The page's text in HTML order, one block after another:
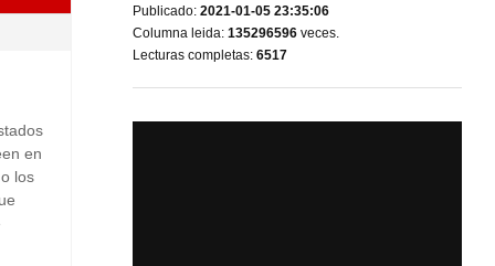
en
los
Publicado: 2021-01-05 23:35:06
Columna leida: 135296596veces.
Lecturas completas: 6517